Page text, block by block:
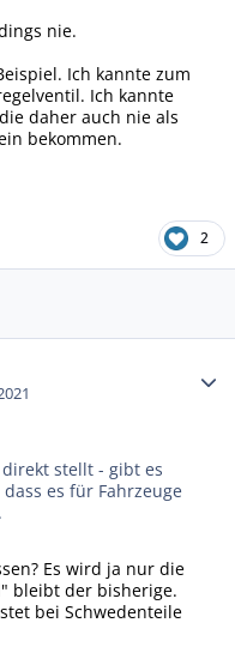
nie.
Ich kannte zum
Ich kannte
daher auch nie als
bekommen.
2
stellt - gibt es
es für Fahrzeuge
Es wird ja nur die
bleibt der bisherige.
bei Schwedenteile